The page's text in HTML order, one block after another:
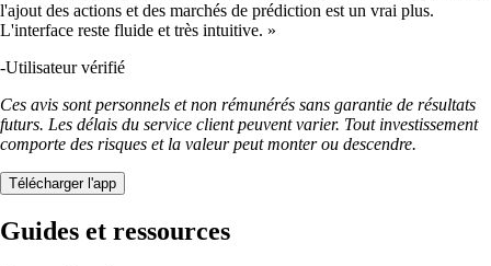
l'ajout des actions et des marchés de prédiction est un vrai plus.
L'interface reste fluide et très intuitive. »
-Utilisateur vérifié
Ces avis sont personnels et non rémunérés sans garantie de résultats
futurs. Les délais du service client peuvent varier. Tout investissement
comporte des risques et la valeur peut monter ou descendre.
Télécharger l'app
Guides et ressources